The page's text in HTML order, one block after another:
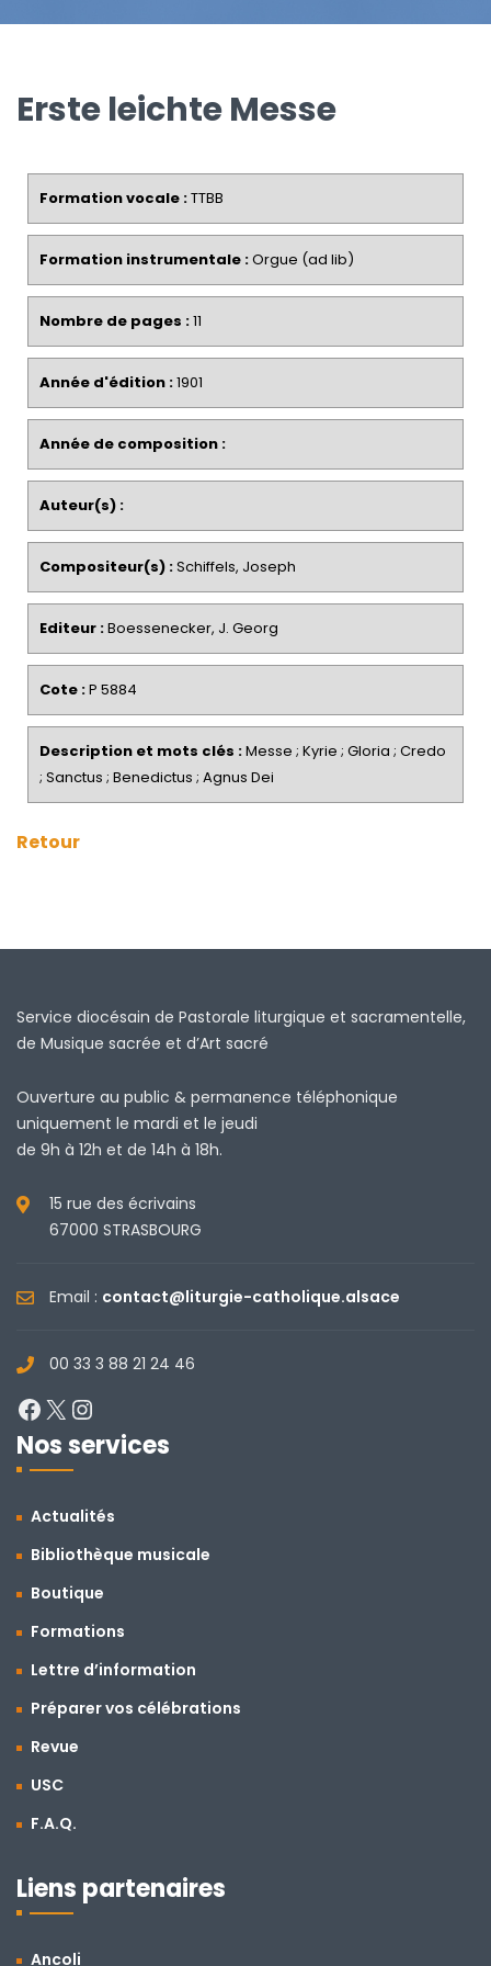
Erste leichte Messe
Formation vocale :TTBB
Formation instrumentale :Orgue (ad lib)
Nombre de pages :11
Année d'édition :1901
Année de composition :
Auteur(s) :
Compositeur(s) :Schiffels, Joseph
Editeur :Boessenecker, J. Georg
Cote :P 5884
Description et mots clés :Messe ; Kyrie ; Gloria ; Credo
; Sanctus ; Benedictus ; Agnus Dei
Retour
Service diocésain de Pastorale liturgique et sacramentelle,
de Musique sacrée et d’Art sacré
Ouverture au public & permanence téléphonique
uniquement le mardi et le jeudi
de 9h à 12h et de 14h à 18h.
15 rue des écrivains
67000 STRASBOURG
Email : contact@liturgie-catholique.alsace
00 33 3 88 21 24 46
Facebook
X
Nos services
Actualités
Bibliothèque musicale
Boutique
Formations
Lettre d’information
Préparer vos célébrations
Revue
USC
F.A.Q.
Liens partenaires
Ancoli